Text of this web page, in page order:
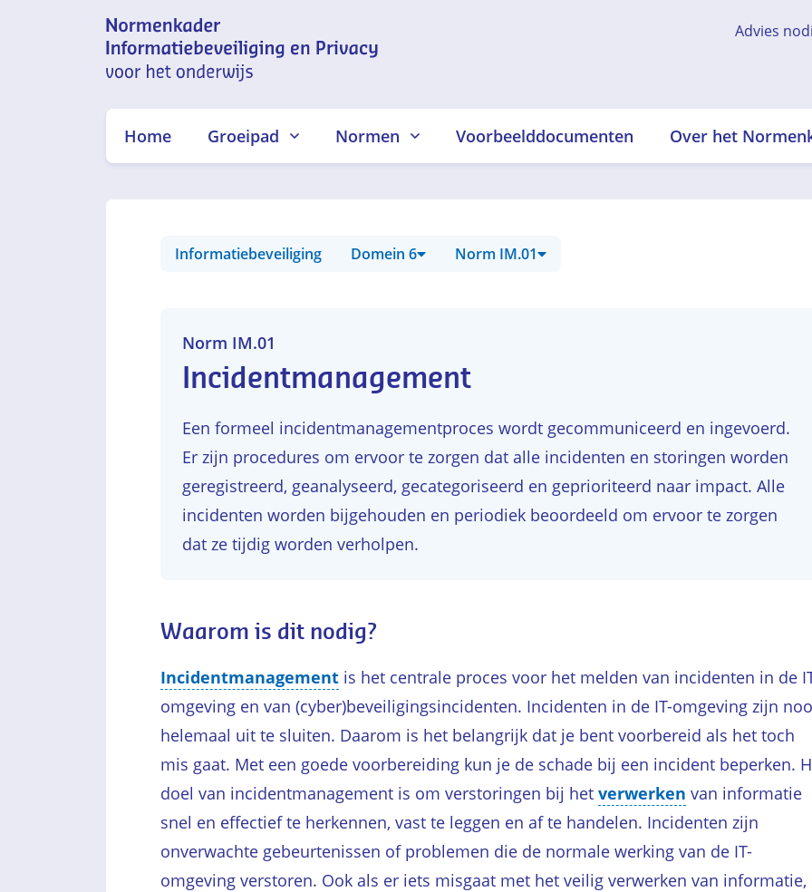
informatiebeveiliging en
privacy voor het onderwijs
Advies
Home Groeipad Normen Voorbeelddocumenten Over het
Informatiebeveiliging Domein 6 Norm IM.01
Norm IM.01
Incidentmanagement
Een formeel incidentmanagementproces wordt gecommuniceerd en ingevoerd.
Er zijn procedures om ervoor te zorgen dat alle incidenten en storingen worden
geregistreerd, geanalyseerd, gecategoriseerd en geprioriteerd naar impact. Alle
incidenten worden bijgehouden en periodiek beoordeeld om ervoor te zorgen
dat ze tijdig worden verholpen.
Waarom is dit nodig?
Incidentmanagement is het centrale proces voor het melden van incidenten in de
omgeving en van (cyber)beveiligingsincidenten. Incidenten in de IT-omgeving zijn
helemaal uit te sluiten. Daarom is het belangrijk dat je bent voorbereid als het toch
mis gaat. Met een goede voorbereiding kun je de schade bij een incident beperken.
doel van incidentmanagement is om verstoringen bij het verwerken van informatie
snel en effectief te herkennen, vast te leggen en af te handelen. Incidenten zijn
onverwachte gebeurtenissen of problemen die de normale werking van de IT-
omgeving verstoren. Ook als er iets misgaat met het veilig verwerken van informatie,